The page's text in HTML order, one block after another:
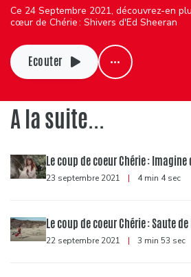
Ce 24 Septembre 2021, découvrez-en
cœur de Chérie : Shivers d'Ed Sheeran
Ecouter
A la suite...
Le coup de coeur Chérie : Imagine
23 septembre 2021 | 4 min 4 sec
Le coup de coeur Chérie : Saute
22 septembre 2021 | 3 min 53 sec